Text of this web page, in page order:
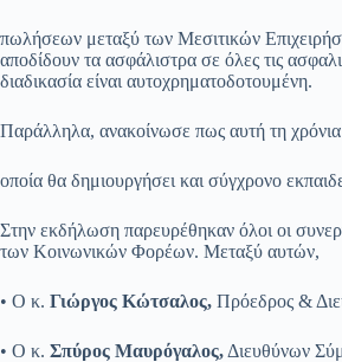
πωλήσεων μεταξύ των Μεσιτικών
αποδίδουν τα ασφάλιστρα σε όλες τις
διαδικασία είναι αυτοχρηματοδοτουμένη.
Παράλληλα, ανακοίνωσε πως αυτή τη
οποία θα δημιουργήσει και σύγχρονο
Στην εκδήλωση παρευρέθηκαν όλοι οι
των Κοινωνικών Φορέων. Μεταξύ αυτών,
• Ο κ. Γιώργος Κώτσαλος, Πρόεδρος &
• Ο κ. Σπύρος Μαυρόγαλος, Διευθύνων